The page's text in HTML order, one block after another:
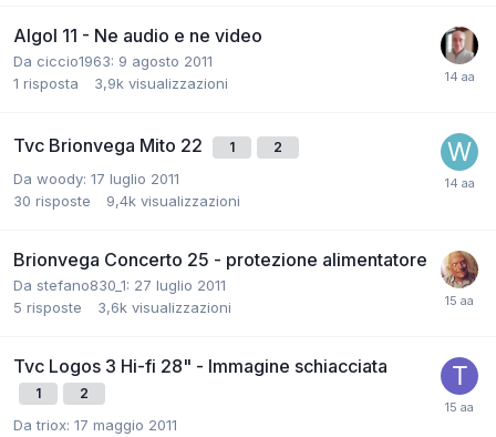
Algol 11 - Ne audio e ne video
Da ciccio1963: 9 agosto 2011
1 risposta 3,9k visualizzazioni
Tvc Brionvega Mito 22 1 2
Da woody: 17 luglio 2011
30 risposte 9,4k visualizzazioni
Brionvega Concerto 25 - protezione alimentatore
Da stefano830_1: 27 luglio 2011
5 risposte 3,6k visualizzazioni
Tvc Logos 3 Hi-fi 28" - Immagine schiacciata
1 2
Da triox: 17 maggio 2011